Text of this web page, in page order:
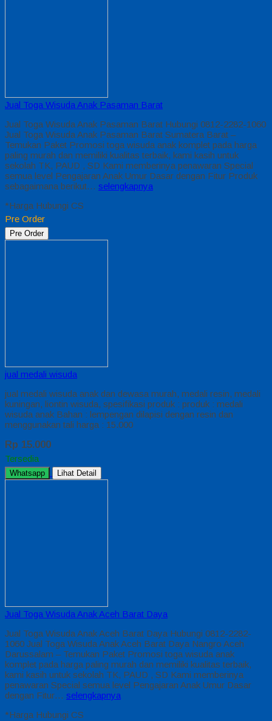
Jual Toga Wisuda Anak Pasaman Barat
Jual Toga Wisuda Anak Pasaman Barat Hubungi 0812-2282-1060
Jual Toga Wisuda Anak Pasaman Barat Sumatera Barat –
Temukan Paket Promosi toga wisuda anak komplet pada harga
paling murah dan memiliki kualitas terbaik, kami kasih untuk
sekolah TK, PAUD , SD Kami memberinya penawaran Special
semua level Pengajaran Anak Umur Dasar dengan Fitur Produk
sebagaimana berikut… selengkapnya
*Harga Hubungi CS
Pre Order
Pre Order
jual medali wisuda
jual medali wisuda anak dan dewasa murah, medali resin, medali
kuningan, liontin wisuda, spesifikasi produk : produk : medali
wisuda anak Bahan : lempengan dilapisi dengan resin dan
menggunakan tali harga : 15.000
Rp 15.000
Tersedia
Whatsapp Lihat Detail
Jual Toga Wisuda Anak Aceh Barat Daya
Jual Toga Wisuda Anak Aceh Barat Daya Hubungi 0812-2282-
1060 Jual Toga Wisuda Anak Aceh Barat Daya Nangro Aceh
Darussalam – Temukan Paket Promosi toga wisuda anak
komplet pada harga paling murah dan memiliki kualitas terbaik,
kami kasih untuk sekolah TK, PAUD , SD Kami memberinya
penawaran Special semua level Pengajaran Anak Umur Dasar
dengan Fitur… selengkapnya
*Harga Hubungi CS